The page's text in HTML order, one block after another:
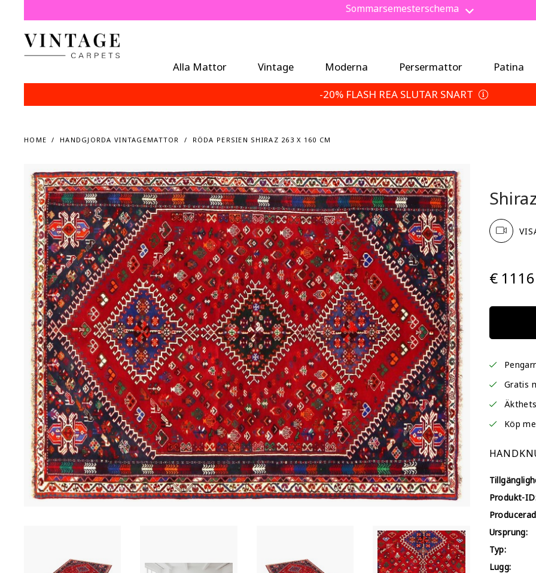
Spara 5 % extra — Välj dina returvillkor
Ny betalningsmetod: Köp nu, betala senare med Klarna.
Sommarsemesterschema
Alla Mattor Vintage Moderna Persermattor Patina
-20% FLASH REA SLUTAR SNART
HOME HANDGJORDA VINTAGEMATTOR RÖDA PERSIEN SHIRAZ 263 X 160 CM
Shiraz
€ 1116
Gratis
Köp
Produkt-
Ursprung:
Typ:
Lugg: